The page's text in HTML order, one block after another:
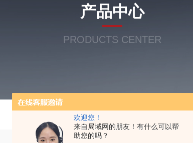
欢迎您！
来自局域网的朋友！有什么可以帮
助您的吗？
产品中心
PRODUCTS CENTER